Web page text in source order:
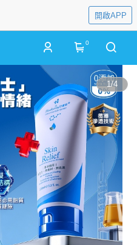
開啟APP
0
1/4